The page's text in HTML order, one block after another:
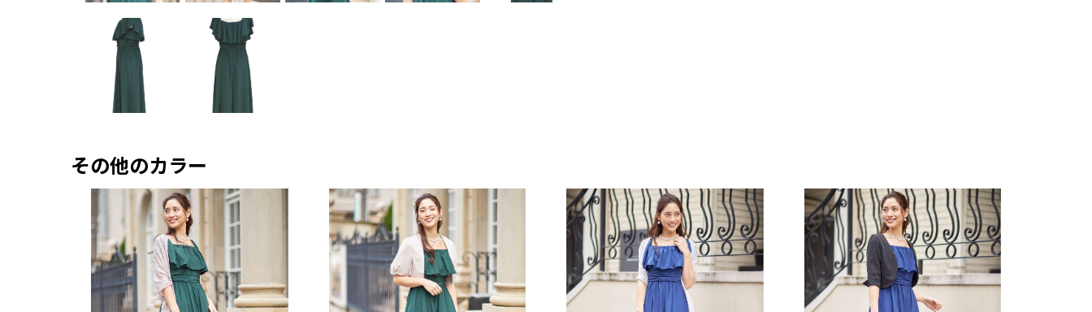
その他のカラー